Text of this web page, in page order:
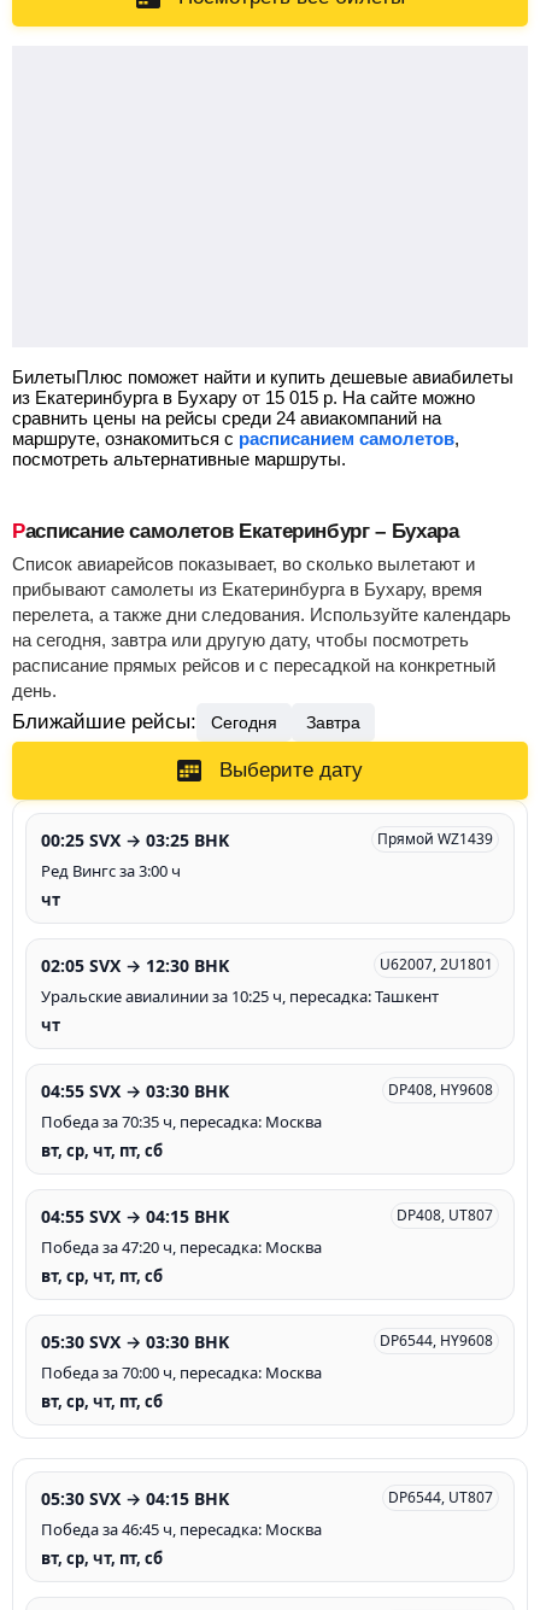
БилетыПлюс поможет найти и купить дешевые авиабилеты
из Екатеринбурга в Бухару от 15 015 р. На сайте можно
сравнить цены на рейсы среди 24 авиакомпаний на
маршруте, ознакомиться с расписанием самолетов,
посмотреть альтернативные маршруты.
Расписание самолетов Екатеринбург – Бухара
Список авиарейсов показывает, во сколько вылетают и
прибывают самолеты из Екатеринбурга в Бухару, время
перелета, а также дни следования. Используйте календарь
на сегодня, завтра или другую дату, чтобы посмотреть
расписание прямых рейсов и с пересадкой на конкретный
день.
Ближайшие рейсы: Сегодня Завтра
Выберите дату
00:25 SVX → 03:25 BHK Прямой WZ1439
Ред Вингс за 3:00 ч
чт
02:05 SVX → 12:30 BHK U62007, 2U1801
Уральские авиалинии за 10:25 ч, пересадка: Ташкент
чт
04:55 SVX → 03:30 BHK DP408, HY9608
Победа за 70:35 ч, пересадка: Москва
вт, ср, чт, пт, сб
04:55 SVX → 04:15 BHK DP408, UT807
Победа за 47:20 ч, пересадка: Москва
вт, ср, чт, пт, сб
05:30 SVX → 03:30 BHK DP6544, HY9608
Победа за 70:00 ч, пересадка: Москва
вт, ср, чт, пт, сб
05:30 SVX → 04:15 BHK DP6544, UT807
Победа за 46:45 ч, пересадка: Москва
вт, ср, чт, пт, сб